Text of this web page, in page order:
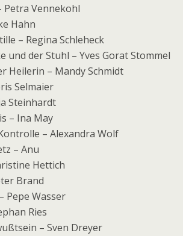
Petra Vennekohl
Hahn
– Regina Schleheck
und der Stuhl – Yves Gorat Stommel
Heilerin – Mandy Schmidt
Selmaier
Steinhardt
– Ina May
– Alexandra Wolf
– Anu
Hettich
Brand
Pepe Wasser
Ries
– Sven Dreyer